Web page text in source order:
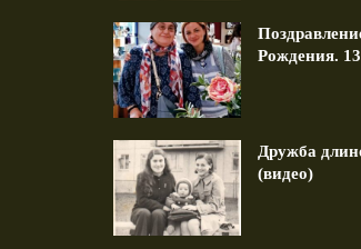
Рождения.
Дружба
(видео)
ко Дню Рождения.
1 min read
Дружба